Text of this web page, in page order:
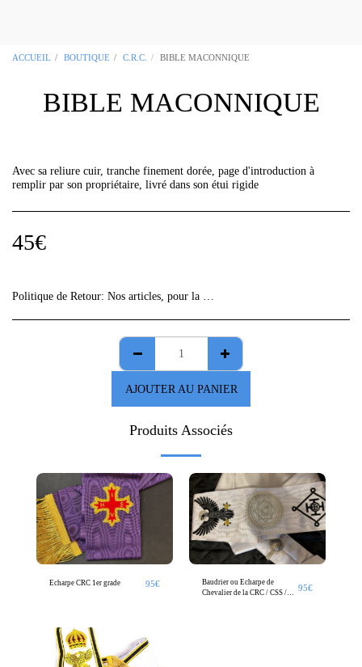
ACCUEIL BOUTIQUE C.R.C. BIBLE MACONNIQUE
BIBLE MACONNIQUE
Avec sa reliure cuir, tranche finement dorée, page d'introduction à
remplir par son propriétaire, livré dans son étui rigide
45€
Politique de Retour: Nos articles, pour la plupart, sont des &quot;fabrications uniques&quot;, vérifiez bien les informations de vos commandes car aucun retour ne sera accepté sans avis préalable.
AJOUTER AU PANIER
Produits Associés
Echarpe CRC 1er grade 95€
Baudrier ou Echarpe de
Chevalier de la CRC / CSS /
95€